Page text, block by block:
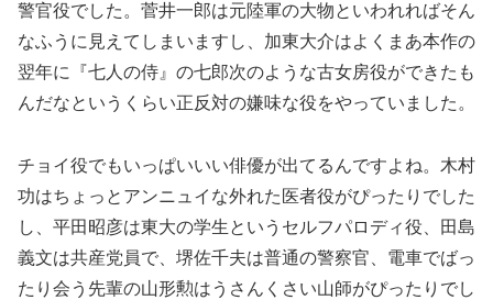
警官役でした。菅井一郎は元陸軍の大物といわれればそん
なふうに見えてしまいますし、加東大介はよくまあ本作の
翌年に『七人の侍』の七郎次のような古女房役ができたも
んだなというくらい正反対の嫌味な役をやっていました。
チョイ役でもいっぱいいい俳優が出てるんですよね。木村
功はちょっとアンニュイな外れた医者役がぴったりでした
し、平田昭彦は東大の学生というセルフパロディ役、田島
義文は共産党員で、堺佐千夫は普通の警察官、電車でばっ
たり会う先輩の山形勲はうさんくさい山師がぴったりでし